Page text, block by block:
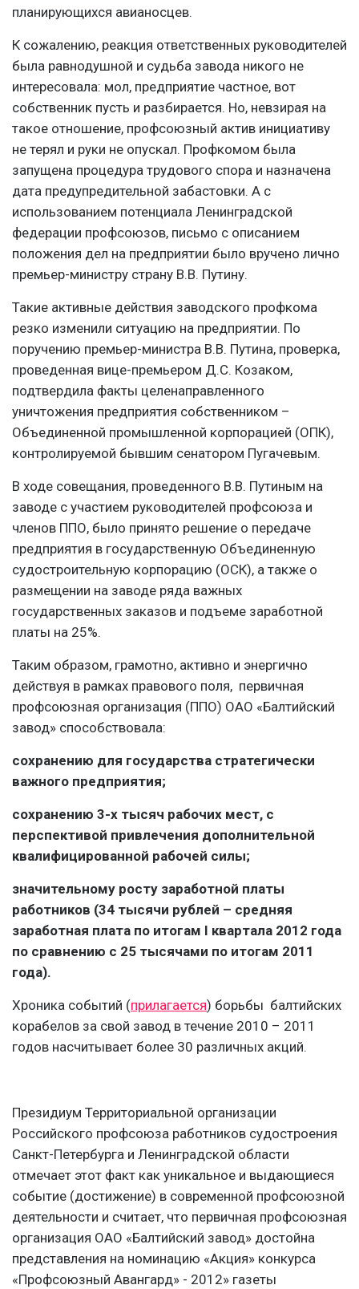
планирующихся авианосцев.
К сожалению, реакция ответственных руководителей
была равнодушной и судьба завода никого не
интересовала: мол, предприятие частное, вот
собственник пусть и разбирается. Но, невзирая на
такое отношение, профсоюзный актив инициативу
не терял и руки не опускал. Профкомом была
запущена процедура трудового спора и назначена
дата предупредительной забастовки. А с
использованием потенциала Ленинградской
федерации профсоюзов, письмо с описанием
положения дел на предприятии было вручено лично
премьер-министру страну В.В. Путину.
Такие активные действия заводского профкома
резко изменили ситуацию на предприятии. По
поручению премьер-министра В.В. Путина, проверка,
проведенная вице-премьером Д.С. Козаком,
подтвердила факты целенаправленного
уничтожения предприятия собственником –
Объединенной промышленной корпорацией (ОПК),
контролируемой бывшим сенатором Пугачевым.
В ходе совещания, проведенного В.В. Путиным на
заводе с участием руководителей профсоюза и
членов ППО, было принято решение о передаче
предприятия в государственную Объединенную
судостроительную корпорацию (ОСК), а также о
размещении на заводе ряда важных
государственных заказов и подъеме заработной
платы на 25%.
Таким образом, грамотно, активно и энергично
действуя в рамках правового поля, первичная
профсоюзная организация (ППО) ОАО «Балтийский
завод» способствовала:
сохранению для государства стратегически
важного предприятия;
сохранению 3-х тысяч рабочих мест, с
перспективой привлечения дополнительной
квалифицированной рабочей силы;
значительному росту заработной платы
работников (34 тысячи рублей – средняя
заработная плата по итогам I квартала 2012 года
по сравнению с 25 тысячами по итогам 2011
года).
Хроника событий (прилагается) борьбы балтийских
корабелов за свой завод в течение 2010 – 2011
годов насчитывает более 30 различных акций.
Президиум Территориальной организации
Российского профсоюза работников судостроения
Санкт-Петербурга и Ленинградской области
отмечает этот факт как уникальное и выдающиеся
событие (достижение) в современной профсоюзной
деятельности и считает, что первичная профсоюзная
организация ОАО «Балтийский завод» достойна
представления на номинацию «Акция» конкурса
«Профсоюзный Авангард» - 2012» газеты